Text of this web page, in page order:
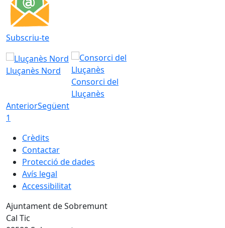
Subscriu-te
Lluçanès Nord
Consorci del
Lluçanès
AnteriorSegüent
1
Crèdits
Contactar
Protecció de dades
Avís legal
Accessibilitat
Ajuntament de Sobremunt
Cal Tic